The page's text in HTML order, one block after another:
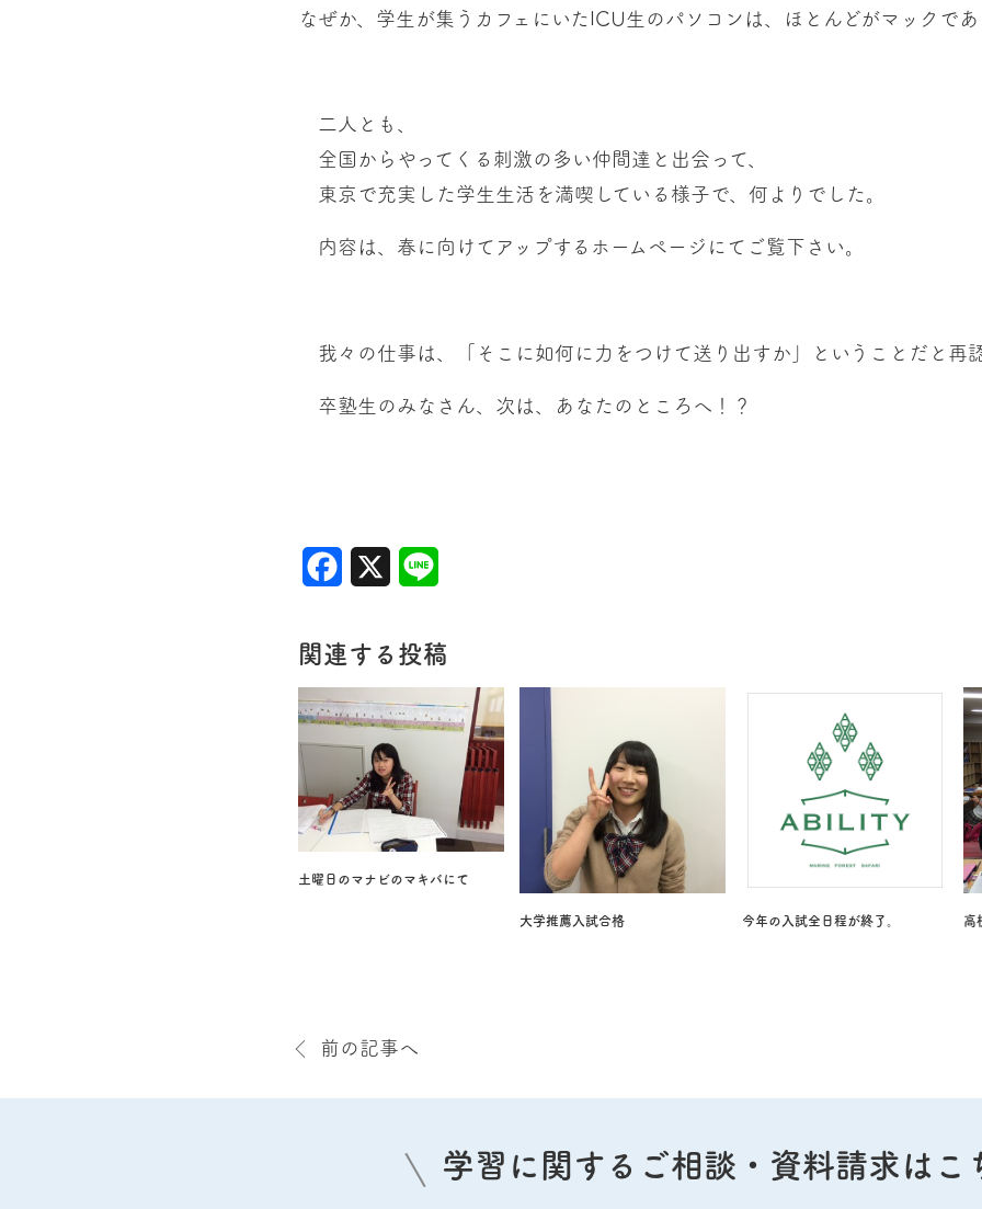
なぜか、学生が集うカフェにいたICU生のパソコンは、ほとんどがマックで
二人とも、
全国からやってくる刺激の多い仲間達と出会って、
東京で充実した学生生活を満喫している様子で、何よりでした。
内容は、春に向けてアップするホームページにてご覧下さい。
我々の仕事は、「そこに如何に力をつけて送り出すか」ということだと再
卒塾生のみなさん、次は、あなたのところへ！？
Facebook
関連する投稿
土曜日のマナビのマキバにて
大学推薦入試合格 今年の入試全日程が終了。 高
前の記事へ
学習に関する ご相談・資料請求はこ